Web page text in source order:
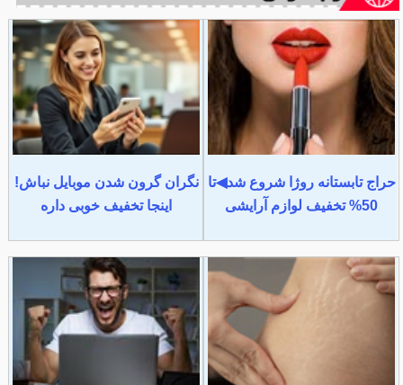
حراج تابستانه روژا شروع شد◀تا
50% تخفیف لوازم آرایشی
نگران گرون شدن موبایل نباش!
اینجا تخفیف خوبی داره